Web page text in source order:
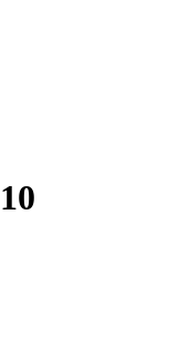
10